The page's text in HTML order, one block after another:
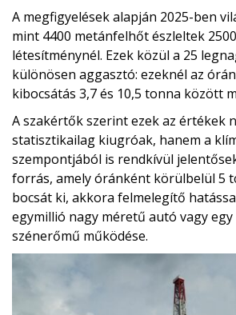
A megfigyelések alapján 2025-ben
mint 4400 metánfelhőt észleltek
létesítménynél. Ezek közül a 25
különösen aggasztó: ezeknél az
kibocsátás 3,7 és 10,5 tonna között
A szakértők szerint ezek az értékek
statisztikailag kiugróak, hanem a
szempontjából is rendkívül
forrás, amely óránként körülbelül 5
bocsát ki, akkora felmelegítő
egymillió nagy méretű autó vagy
szénerőmű működése.